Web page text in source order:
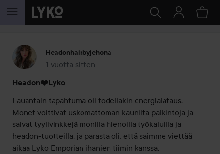
SIIRTYÄ JHK SISÄLTÖÖN
Headonhairbyjehona
1 vuotta sitten
Viesti luotiin 1 vuotta sitten
Headon❤️Lyko
Lauantain tapahtuma oli todellakin energialataus.
Monet voittivat uskomattoman kauniita palkintoja ja
saivat tyylivinkkejä monilla hienoilla työkaluilla ja
headon-tuotteilla, ja parasta oli, että saimme viettää
aikaa Lyko Emporian ihanien tiimin kanssa.